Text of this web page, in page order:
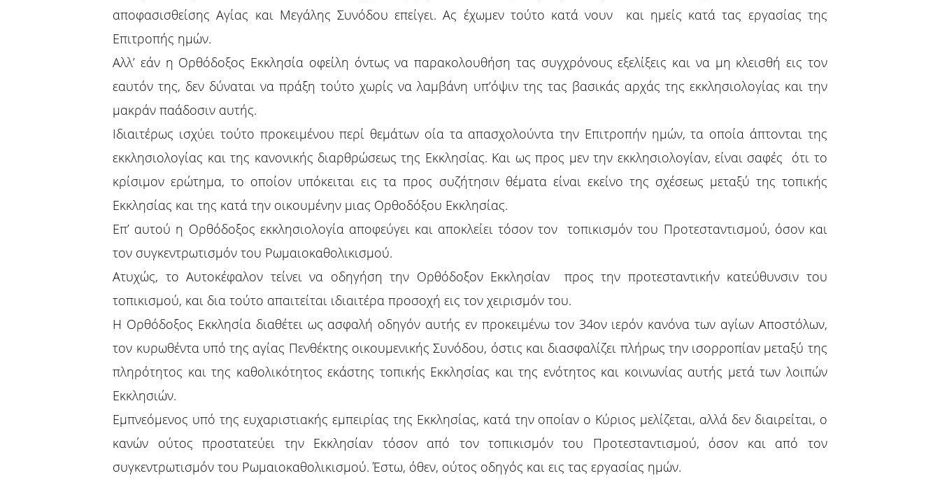
αποφασισθείσης Αγίας και Μεγάλης Συνόδου επείγει. Ας έχωμεν τούτο κατά νουν και ημείς κατά τας εργασίας της
Επιτροπής ημών.
Αλλ’ εάν η Ορθόδοξος Εκκλησία οφείλη όντως να παρακολουθήση τας συγχρόνους εξελίξεις και να μη κλεισθή εις τον
εαυτόν της, δεν δύναται να πράξη τούτο χωρίς να λαμβάνη υπ’όψιν της τας βασικάς αρχάς της εκκλησιολογίας και την
μακράν παάδοσιν αυτής.
Ιδιαιτέρως ισχύει τούτο προκειμένου περί θεμάτων οία τα απασχολούντα την Επιτροπήν ημών, τα οποία άπτονται της
εκκλησιολογίας και της κανονικής διαρθρώσεως της Εκκλησίας. Και ως προς μεν την εκκλησιολογίαν, είναι σαφές ότι το
κρίσιμον ερώτημα, το οποίον υπόκειται εις τα προς συζήτησιν θέματα είναι εκείνο της σχέσεως μεταξύ της τοπικής
Εκκλησίας και της κατά την οικουμένην μιας Ορθοδόξου Εκκλησίας.
Επ’ αυτού η Ορθόδοξος εκκλησιολογία αποφεύγει και αποκλείει τόσον τον τοπικισμόν του Προτεσταντισμού, όσον και
τον συγκεντρωτισμόν του Ρωμαιοκαθολικισμού.
Ατυχώς, το Αυτοκέφαλον τείνει να οδηγήση την Ορθόδοξον Εκκλησίαν προς την προτεσταντικήν κατεύθυνσιν του
τοπικισμού, και δια τούτο απαιτείται ιδιαιτέρα προσοχή εις τον χειρισμόν του.
Η Ορθόδοξος Εκκλησία διαθέτει ως ασφαλή οδηγόν αυτής εν προκειμένω τον 34ον ιερόν κανόνα των αγίων Αποστόλων,
τον κυρωθέντα υπό της αγίας Πενθέκτης οικουμενικής Συνόδου, όστις και διασφαλίζει πλήρως την ισορροπίαν μεταξύ της
πληρότητος και της καθολικότητος εκάστης τοπικής Εκκλησίας και της ενότητος και κοινωνίας αυτής μετά των λοιπών
Εκκλησιών.
Εμπνεόμενος υπό της ευχαριστιακής εμπειρίας της Εκκλησίας, κατά την οποίαν ο Κύριος μελίζεται, αλλά δεν διαιρείται, ο
κανών ούτος προστατεύει την Εκκλησίαν τόσον από τον τοπικισμόν του Προτεσταντισμού, όσον και από τον
συγκεντρωτισμόν του Ρωμαιοκαθολικισμού. Έστω, όθεν, ούτος οδηγός και εις τας εργασίας ημών.